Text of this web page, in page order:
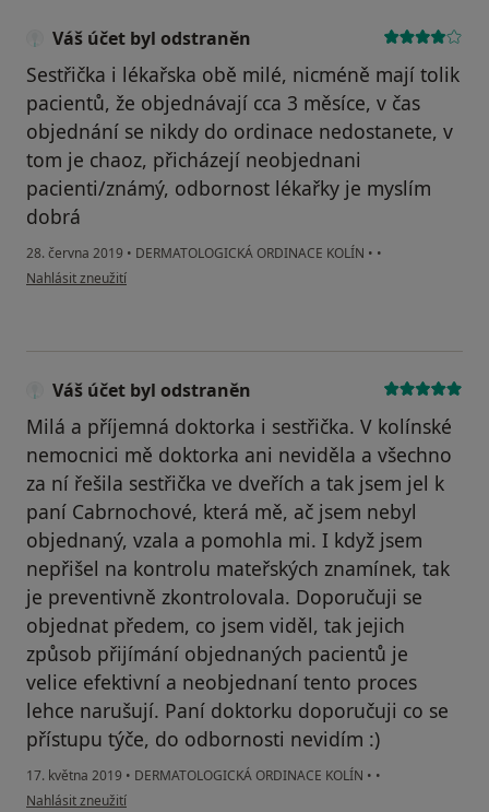
Váš účet byl odstraněn
Sestřička i lékařska obě milé, nicméně mají tolik
pacientů, že objednávají cca 3 měsíce, v čas
objednání se nikdy do ordinace nedostanete, v
tom je chaoz, přicházejí neobjednani
pacienti/známý, odbornost lékařky je myslím
dobrá
28. června 2019 • DERMATOLOGICKÁ ORDINACE KOLÍN • •
podle názoru uživatele Váš účet byl odstraněn
Nahlásit zneužití
Váš účet byl odstraněn
Milá a příjemná doktorka i sestřička. V kolínské
nemocnici mě doktorka ani neviděla a všechno
za ní řešila sestřička ve dveřích a tak jsem jel k
paní Cabrnochové, která mě, ač jsem nebyl
objednaný, vzala a pomohla mi. I když jsem
nepřišel na kontrolu mateřských znamínek, tak
je preventivně zkontrolovala. Doporučuji se
objednat předem, co jsem viděl, tak jejich
způsob přijímání objednaných pacientů je
velice efektivní a neobjednaní tento proces
lehce narušují. Paní doktorku doporučuji co se
přístupu týče, do odbornosti nevidím :)
17. května 2019 • DERMATOLOGICKÁ ORDINACE KOLÍN • •
podle názoru uživatele Váš účet byl odstraněn
Nahlásit zneužití